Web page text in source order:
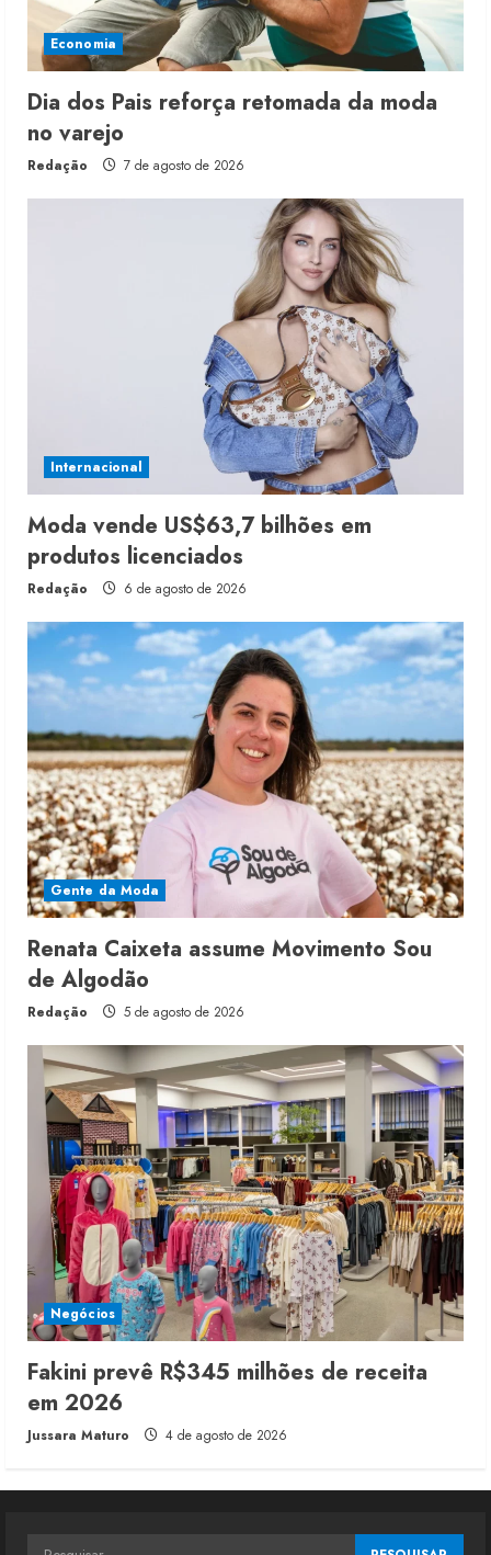
Economia
Dia dos Pais reforça retomada da moda
no varejo
Redação 7 de agosto de 2026
Internacional
Moda vende US$63,7 bilhões em
produtos licenciados
Redação 6 de agosto de 2026
Gente da Moda
Renata Caixeta assume Movimento Sou
de Algodão
Redação 5 de agosto de 2026
Negócios
Fakini prevê R$345 milhões de receita
em 2026
Jussara Maturo 4 de agosto de 2026
Pesquisar